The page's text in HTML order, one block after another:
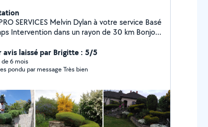
Melvin Dylan à votre service Basé
km Bonjour
quotidien, avec sérieux et efficacité. ️ Mes
verts (tonte, taille,
déménagement Nettoyage
divers (bricolage,
Entretien de sépultures
dès maintenant : Facebook : ProxyPro
Services À bientôt pour vos projets !
avis laissé par Brigitte : 5/5
de 6 mois
pondu par message Très bien